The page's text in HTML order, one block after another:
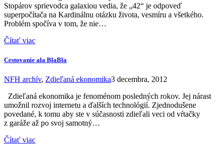
Stopárov sprievodca galaxiou vedia, že „42“ je odpoveď
superpočítača na Kardinálnu otázku života, vesmíru a všetkého.
Problém spočíva v tom, že nie…
Čítať viac
Cestovanie ala BlaBla
NFH archív, Zdieľaná ekonomika3 decembra, 2012
Zdieľaná ekonomika je fenoménom posledných rokov. Jej nárast
umožnil rozvoj internetu a ďalších technológií. Zjednodušene
povedané, k tomu aby ste v súčasnosti zdieľali veci od vŕtačky
z garáže až po svoj samotný…
Čítať viac